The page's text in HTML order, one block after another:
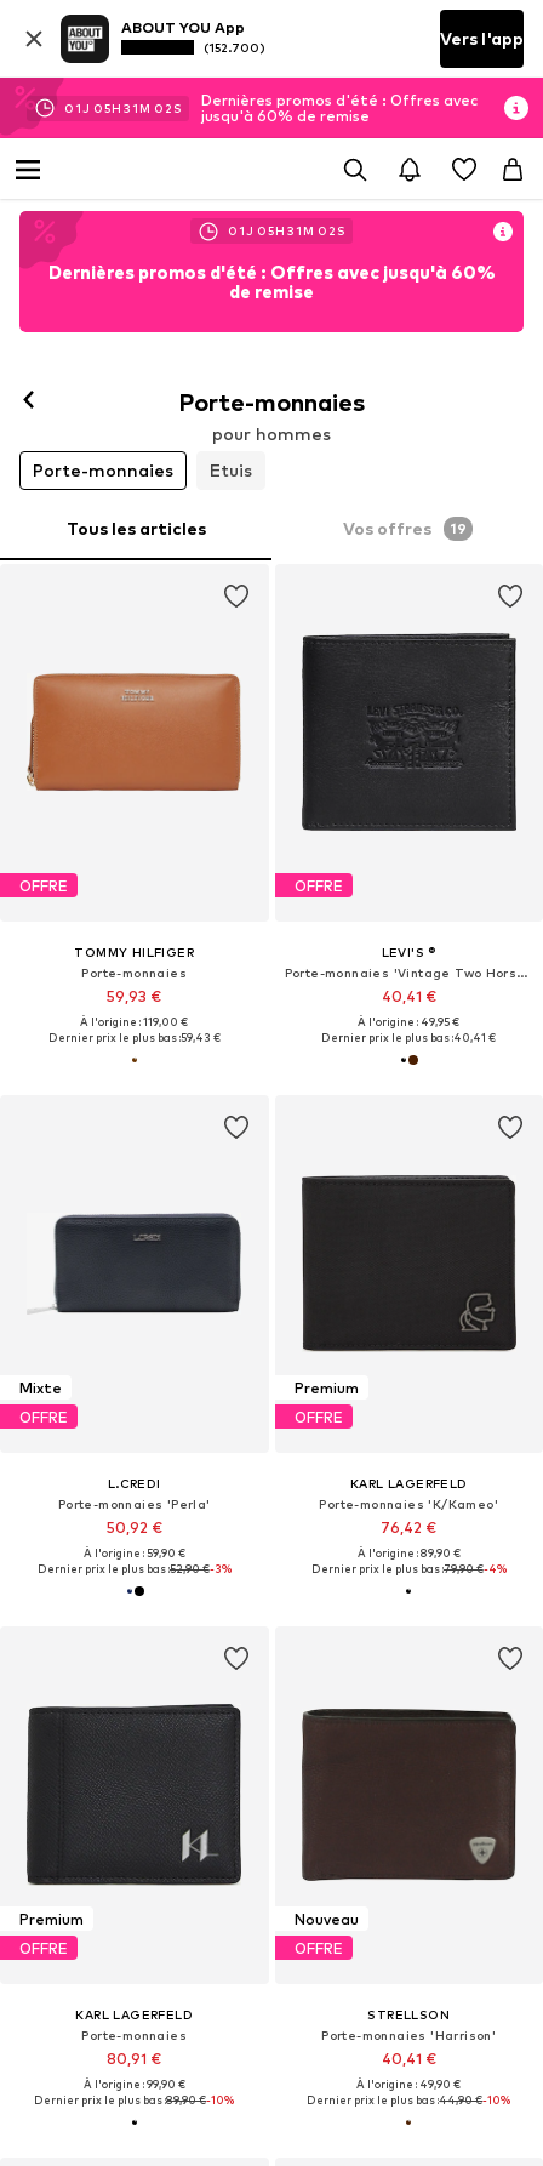
ABOUT YOU App
(152.700) Vers l'app
01J 05H 31M 00 S
Dernières promos d'été : Offres avec
jusqu'à 60% de remise
01J 05H 31M 00 S
Dernières promos d'été : Offres avec jusqu'à 60%
de remise
Porte-monnaies
pour hommes
Porte-monnaies
Etuis
Tous les articles Vos offres 19
OFFRE
TOMMY HILFIGER
Porte-monnaies
59,93 €
À l'origine : 119,00 €
Dernier prix le plus bas :59,43 €
OFFRE
LEVI'S ®
Porte-monnaies 'Vintage Two Horse Bifold Coin Wallet'
40,41 €
À l'origine : 49,95 €
Dernier prix le plus bas :40,41 €
Mixte
OFFRE
L.CREDI
Porte-monnaies 'Perla'
50,92 €
À l'origine : 59,90 €
Dernier prix le plus bas :52,90 €-3%
Premium
OFFRE
KARL LAGERFELD
Porte-monnaies 'K/Kameo'
76,42 €
À l'origine : 89,90 €
Dernier prix le plus bas :79,90 €-4%
Premium
OFFRE
KARL LAGERFELD
Porte-monnaies
80,91 €
À l'origine : 99,90 €
Dernier prix le plus bas :89,90 €-10%
Nouveau
OFFRE
STRELLSON
Porte-monnaies 'Harrison'
40,41 €
À l'origine : 49,90 €
Dernier prix le plus bas :44,90 €-10%